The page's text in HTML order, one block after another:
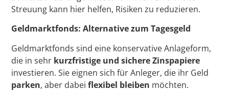
Streuung kann hier helfen, Risiken zu reduzieren.
Geldmarktfonds: Alternative zum Tagesgeld
Geldmarktfonds sind eine konservative Anlageform,
die in sehr kurzfristige und sichere Zinspapiere
investieren. Sie eignen sich für Anleger, die ihr Geld
parken, aber dabeiflexibel bleiben möchten.